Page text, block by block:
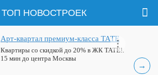
ТОП НОВОСТРОЕК
→
Арт-квартал премиум-класса ТАТЕ
Квартиры со скидкой до 20% в ЖК ТАТЕ!.
15 мин до центра Москвы